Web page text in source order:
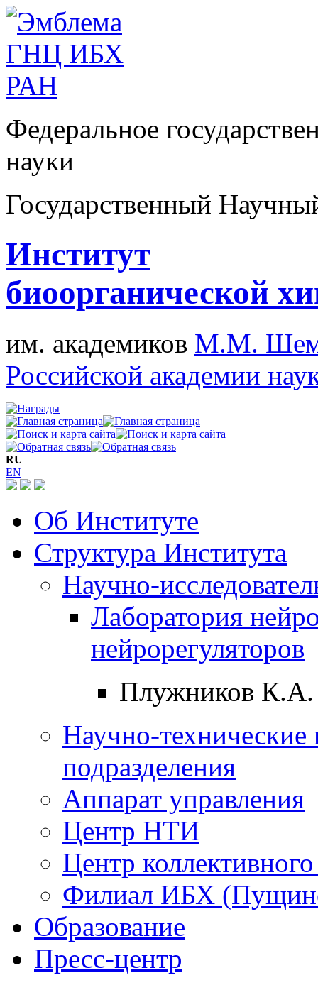
Федеральное
науки
Государственный
Институт
биоорганической
им. академиков М.М.
Российской академии
RU
EN
Об Институте
Структура Института
Научно-
Лаборатория
нейрорегуляторов
Плужников К.А.
Научно-технические
подразделения
Аппарат управления
Центр НТИ
Центр
Филиал ИБХ
Образование
Пресс-центр